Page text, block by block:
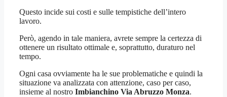
Questo incide sui costi e sulle tempistiche dell’intero
lavoro.
Però, agendo in tale maniera, avrete sempre la certezza di
ottenere un risultato ottimale e, soprattutto, duraturo nel
tempo.
Ogni casa ovviamente ha le sue problematiche e quindi la
situazione va analizzata con attenzione, caso per caso,
insieme al nostro Imbianchino Via Abruzzo Monza.